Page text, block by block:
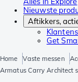
Nieuwste
Aftikkers,
Get
Home Vaste messen
Armatus Carry Architect